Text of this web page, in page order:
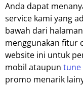
Anda dapat
service kami yang
bawah dari
menggunakan fitur
website ini untuk
mobil ataupun tune
promo menarik